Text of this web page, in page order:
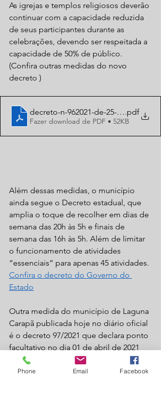
As igrejas e templos religiosos deverão
continuar com a capacidade reduzida
de seus participantes durante as
celebrações, devendo ser respeitada a
capacidade de 50% de público.
(Confira outras medidas do novo
decreto )
decreto-n-962021-de-25-marco-de-
.pdf
Fazer download de PDF • 52KB
Além dessas medidas, o município
ainda segue o Decreto estadual, que
amplia o toque de recolher em dias de
semana das 20h às 5h e finais de
semana das 16h às 5h. Além de limitar
o funcionamento de atividades
“essenciais” para apenas 45 atividades.
Confira o decreto do Governo do
Estado
Outra medida do município de Laguna
Carapã publicada hoje no diário oficial
é o decreto 97/2021 que declara ponto
facultativo no dia 01 de abril de 2021
(quinta-feira). Nessa data a Unidade
Básica de Saúde funcionará das 7:00h
Phone Email Facebook